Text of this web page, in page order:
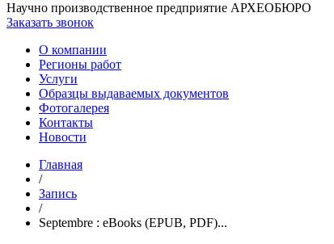
Научно производственное предприятие АРХЕОБЮРО
Заказать звонок
О компании
Регионы работ
Услуги
Образцы выдаваемых документов
Фотогалерея
Контакты
Новости
Главная
/
Запись
/
Septembre : eBooks (EPUB, PDF)...